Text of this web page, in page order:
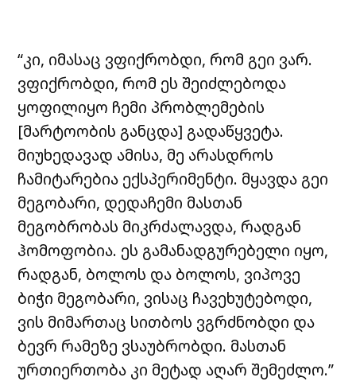
“კი, იმასაც ვფიქრობდი, რომ გეი ვარ.
ვფიქრობდი, რომ ეს შეიძლებოდა
ყოფილიყო ჩემი პრობლემების
[მარტოობის განცდა] გადაწყვეტა.
მიუხედავად ამისა, მე არასდროს
ჩამიტარებია ექსპერიმენტი. მყავდა გეი
მეგობარი, დედაჩემი მასთან
მეგობრობას მიკრძალავდა, რადგან
ჰომოფობია. ეს გამანადგურებელი იყო,
რადგან, ბოლოს და ბოლოს, ვიპოვე
ბიჭი მეგობარი, ვისაც ჩავეხუტებოდი,
ვის მიმართაც სითბოს ვგრძნობდი და
ბევრ რამეზე ვსაუბრობდი. მასთან
ურთიერთობა კი მეტად აღარ შემეძლო.”